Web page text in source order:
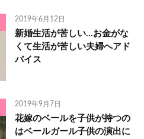
2019年6月12日
新婚生活が苦しい…お金がな
くて生活が苦しい夫婦へアド
バイス
2019年9月7日
花嫁のベールを子供が持つの
はベールガール子供の演出に